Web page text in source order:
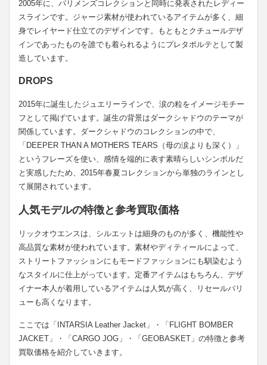
2005年に、パリメンズコレクションと同時に発表されたレディー
スラインです。ジャージ素材が使われているアイテムが多く、細
身でレイヤード仕立てのデザインです。もともとクチュールデザ
インであったものを誰でも着られるようにプレタポルテとして製
造しています。
DROPS
2015年に誕生したジュエリーラインで、涙の粒をイメージモチー
フとして掲げています。誕生の背景はダークシャドウのテーマが
関係しています。ダークシャドウのコレクションの中で、
「DEEPER THAN A MOTHERS TEARS（母の涙よりも深く）」
というフレーズを使い、感情を端的に表す素晴らしいシンボルだ
と実感したため、2015年春夏コレクションから単独のラインとし
て展開されています。
人気モデルの特徴と参考買取価格
リックオウエンスは、シルエットは細身のものが多く、機能性や
高品質な素材が使われています。素材やディティールによって、
ストリートファッションにもモードファッションにも馴染むよう
なスタイルに仕上がっています。定番アイテムはもちろん、デザ
イナー本人が着用しているアイテムは人気が高く、リセールバリ
ューも高くなります。
ここでは「INTARSIA Leather Jacket」・「FLIGHT BOMBER
JACKET」・「CARGO JOG」・「GEOBASKET」の特徴と参考
買取価格を紹介していきます。